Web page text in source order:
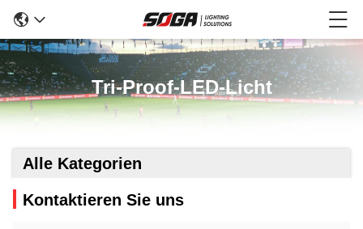
Tri-Proof-LED-Licht
Alle Kategorien
Kontaktieren Sie uns